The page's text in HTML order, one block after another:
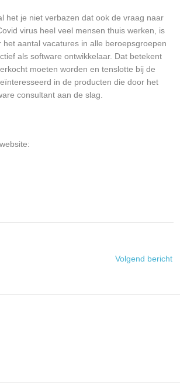
het je niet verbazen dat ook de vraag naar
virus heel veel mensen thuis werken, is
aantal vacatures in alle beroepsgroepen
als software ontwikkelaar. Dat betekent
moeten worden en tenslotte bij de
in de producten die door het
consultant aan de slag.
Volgend bericht